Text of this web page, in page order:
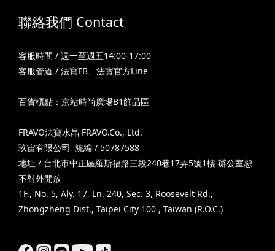
聯絡我們 Contact
客服時間 / 週一至週五14:00-17:00
客服管道 / 法寶FB、 法寶官方Line
百貨櫃點：京站時尚廣場B1飾品區
FRAVO法寶水晶 FRAVO.Co., Ltd.
玖宙有限公司 統編 / 50787588
地址 / 台北市中正區羅斯福路三段240巷17弄5號1樓 辦公室恕
不對外開放
1F., No. 5, Aly. 17, Ln. 240, Sec. 3, Roosevelt Rd.,
Zhongzheng Dist., Taipei City 100 , Taiwan (R.O.C.)